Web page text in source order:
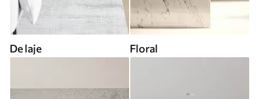
De laje Floral